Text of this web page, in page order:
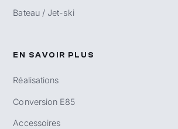
Bateau / Jet-ski
EN SAVOIR PLUS
Réalisations
Conversion E85
Accessoires